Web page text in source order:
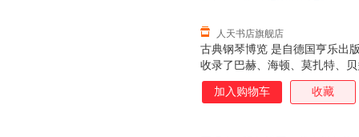
古典钢琴博览 是自德国亨乐出
收录了巴赫、海顿、莫扎特、
琴作品。每一分括由浅入深循
奏提示，是一套兼具实用和收
人天书店旗舰店
加入购物车 收藏